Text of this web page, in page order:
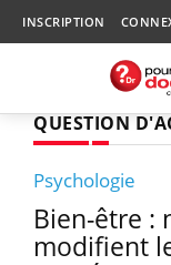
INSCRIPTION
QUESTION
Psychologie
Bien-être :
modifient